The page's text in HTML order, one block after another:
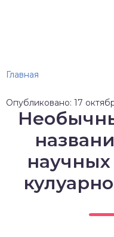
Главная
Опубликовано: 17